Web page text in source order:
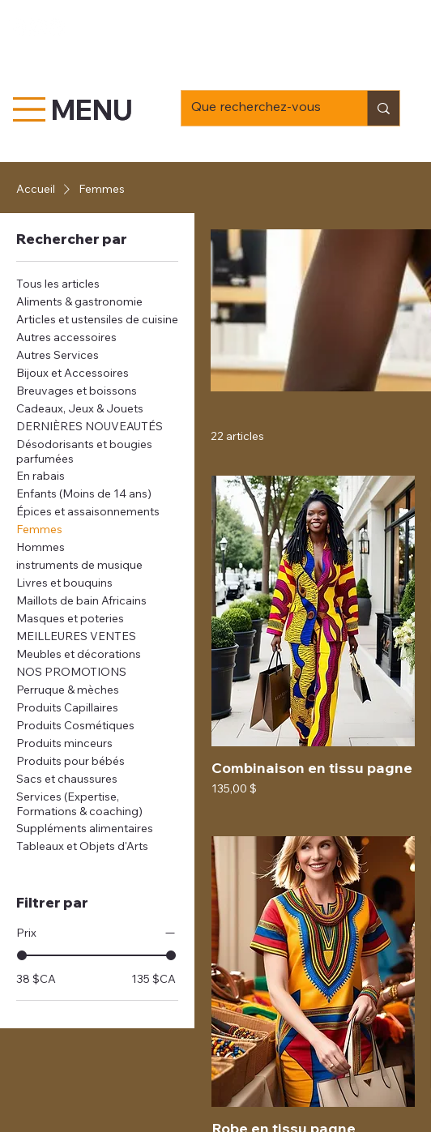
MENU
MENU
Accueil Femmes
Rechercher par
Tous les articles
Aliments & gastronomie
Articles et ustensiles de cuisine
Autres accessoires
Autres Services
Bijoux et Accessoires
Breuvages et boissons
Cadeaux, Jeux & Jouets
DERNIÈRES NOUVEAUTÉS
Désodorisants et bougies
parfumées
En rabais
Enfants (Moins de 14 ans)
Épices et assaisonnements
Femmes
Hommes
instruments de musique
Livres et bouquins
Maillots de bain Africains
Masques et poteries
MEILLEURES VENTES
Meubles et décorations
NOS PROMOTIONS
Perruque & mèches
Produits Capillaires
Produits Cosmétiques
Produits minceurs
Produits pour bébés
Sacs et chaussures
Services (Expertise,
Formations & coaching)
Suppléments alimentaires
Tableaux et Objets d'Arts
Filtrer par
Prix
38 $CA 135 $CA
22 articles
Combinaison en tissu pagne
Prix
135,00 $